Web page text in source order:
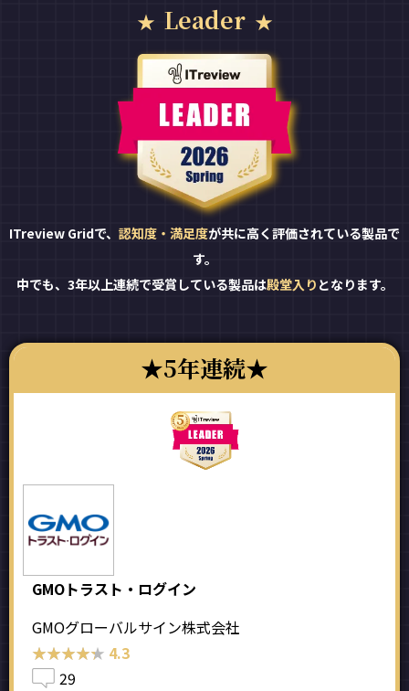
Leader
ITreview Gridで、 認知度・満足度が共に高く評価されている製品で
す。
中でも、3年以上連続で受賞している製品は殿堂入り となります。
5年連続
GMOトラスト・ログイン
GMOグローバルサイン株式会社
★★★★★
★★★★★ 4.3
29